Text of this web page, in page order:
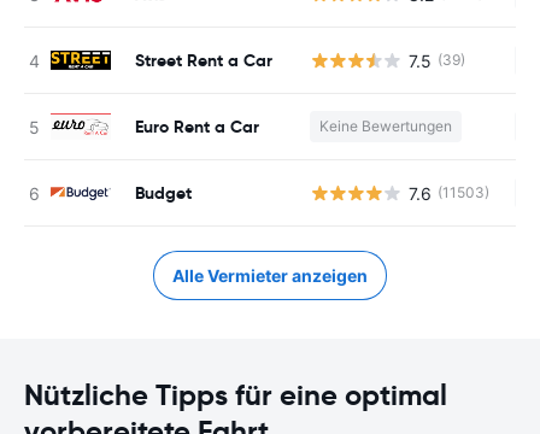
Street Rent a Car 7.5 (39)
Euro Rent a Car Keine Bewertungen
Budget 7.6 (11503)
Alle Vermieter anzeigen
Nützliche Tipps für eine optimal